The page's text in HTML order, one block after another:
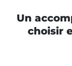
Un
choisir